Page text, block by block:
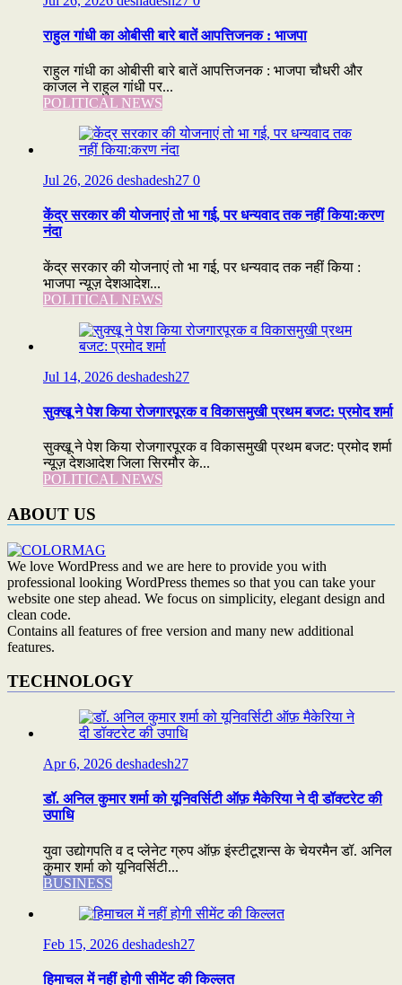
राहुल गांधी का ओबीसी बारे बातें आपत्तिजनक : भाजपा
राहुल गांधी का ओबीसी बारे बातें आपत्तिजनक : भाजपा चौधरी और
काजल ने राहुल गांधी पर...
POLITICAL NEWS
Jul 26, 2026 deshadesh27 0
केंद्र सरकार की योजनाएं तो भा गई, पर धन्यवाद तक नहीं किया:करण
नंदा
केंद्र सरकार की योजनाएं तो भा गई, पर धन्यवाद तक नहीं किया :
भाजपा न्यूज़ देशआदेश...
POLITICAL NEWS
Jul 14, 2026 deshadesh27
सुक्खू ने पेश किया रोजगारपूरक व विकासमुखी प्रथम बजट: प्रमोद शर्मा
सुक्खू ने पेश किया रोजगारपूरक व विकासमुखी प्रथम बजट: प्रमोद शर्मा
न्यूज़ देशआदेश जिला सिरमौर के...
POLITICAL NEWS
ABOUT US
We love WordPress and we are here to provide you with
professional looking WordPress themes so that you can take your
website one step ahead. We focus on simplicity, elegant design and
clean code.
Contains all features of free version and many new additional
features.
TECHNOLOGY
Apr 6, 2026 deshadesh27
डॉ. अनिल कुमार शर्मा को यूनिवर्सिटी ऑफ़ मैकेरिया ने दी डॉक्टरेट की
उपाधि
युवा उद्योगपति व द प्लेनेट ग्रुप ऑफ़ इंस्टीटूशन्स के चेयरमैन डॉ. अनिल
कुमार शर्मा को यूनिवर्सिटी...
BUSINESS
Feb 15, 2026 deshadesh27
हिमाचल में नहीं होगी सीमेंट की किल्लत